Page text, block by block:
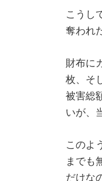
こうし
奪われ
財布に
枚、そ
被害総
いが、
このよ
までも
だけな